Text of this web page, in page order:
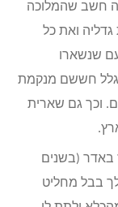
חשב שהמלוכה
גדליה ואת כל
שנשארו
חששם מנקמת
וכך גם שארית
באדר (בשנים
בבל מחליט